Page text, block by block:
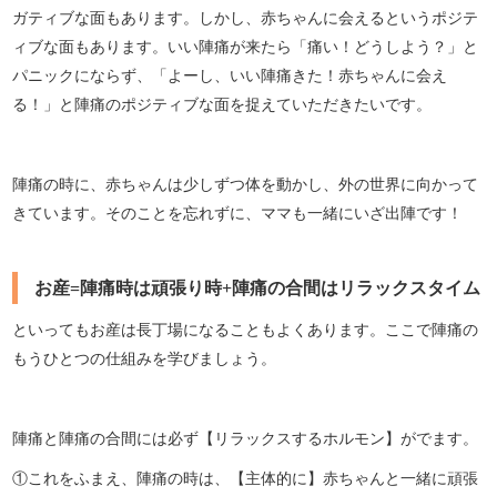
ガティブな面もあります。しかし、赤ちゃんに会えるというポジテ
ィブな面もあります。いい陣痛が来たら「痛い！どうしよう？」と
パニックにならず、「よーし、いい陣痛きた！赤ちゃんに会え
る！」と陣痛のポジティブな面を捉えていただきたいです。
陣痛の時に、赤ちゃんは少しずつ体を動かし、外の世界に向かって
きています。そのことを忘れずに、ママも一緒にいざ出陣です！
お産=陣痛時は頑張り時+陣痛の合間はリラックスタイム
といってもお産は長丁場になることもよくあります。ここで陣痛の
もうひとつの仕組みを学びましょう。
陣痛と陣痛の合間には必ず【リラックスするホルモン】がでます。
①これをふまえ、陣痛の時は、【主体的に】赤ちゃんと一緒に頑張